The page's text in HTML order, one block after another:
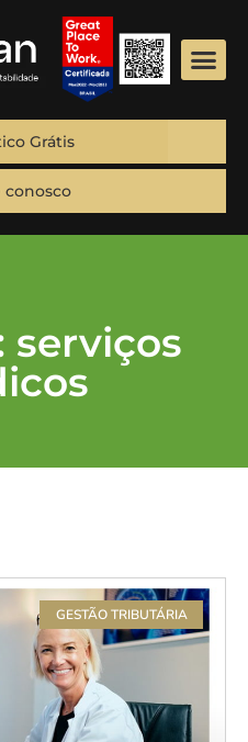
Grátis
conosco
serviços
GESTÃO TRIBUTÁRIA